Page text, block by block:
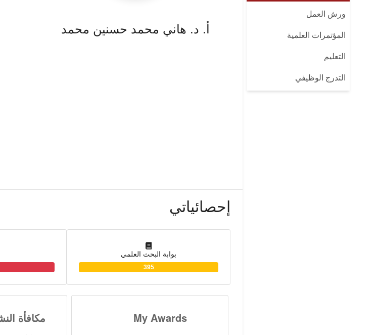
ورش العمل
المؤتمرات العلمية
التعليم
التدرج الوظيفي
أ. د. هاني محمد حسنين محمد
إحصائياتي
بوابة البحث العلمي
395